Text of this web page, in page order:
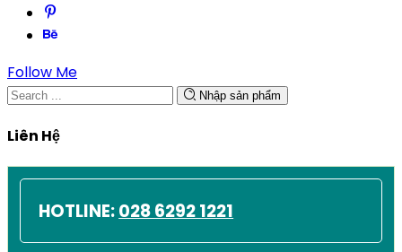
Follow Me
Nhập sản phẩm
Liên Hệ
HOTLINE:028 6292 1221